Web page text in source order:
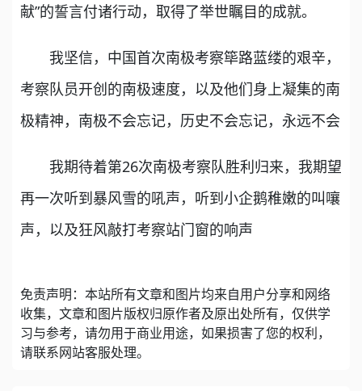
献”的誓言付诸行动，取得了举世瞩目的成就。
我坚信，中国首次南极考察筚路蓝缕的艰辛，
考察队员开创的南极速度，以及他们身上凝集的南
极精神，南极不会忘记，历史不会忘记，永远不会
我期待着第26次南极考察队胜利归来，我期望
再一次听到暴风雪的吼声，听到小企鹅稚嫩的叫嚷
声，以及狂风敲打考察站门窗的响声
免责声明：本站所有文章和图片均来自用户分享和网络
收集，文章和图片版权归原作者及原出处所有，仅供学
习与参考，请勿用于商业用途，如果损害了您的权利，
请联系网站客服处理。